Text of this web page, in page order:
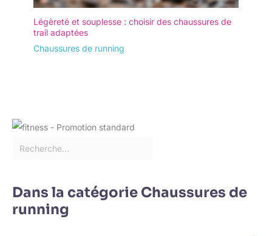
Légèreté et souplesse : choisir des chaussures de
trail adaptées
Chaussures de running
Dans la catégorie Chaussures de
running